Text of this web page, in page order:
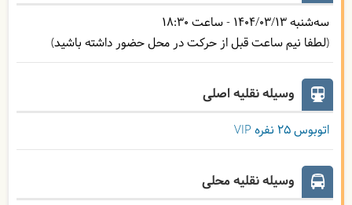
سه‌شنبه1404/03/13 - ساعت 18:30
(لطفا نیم ساعت قبل از حرکت در محل حضور داشته باشید)
وسیله نقلیه اصلی
اتوبوس ۲۵ نفره VIP
وسیله نقلیه محلی